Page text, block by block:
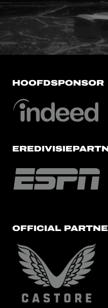
FC
HOOFDSPONSOR
OFFICIAL